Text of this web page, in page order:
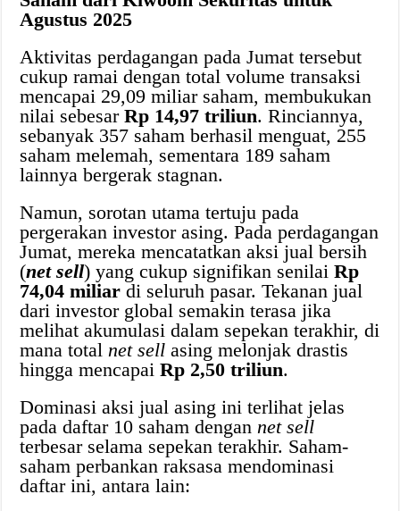
Agustus 2025
Aktivitas perdagangan pada Jumat tersebut
cukup ramai dengan total volume transaksi
mencapai 29,09 miliar saham, membukukan
nilai sebesarRp 14,97 triliun. Rinciannya,
sebanyak 357 saham berhasil menguat, 255
saham melemah, sementara 189 saham
lainnya bergerak stagnan.
Namun, sorotan utama tertuju pada
pergerakan investor asing. Pada perdagangan
Jumat, mereka mencatatkan aksi jual bersih
(net sell) yang cukup signifikan senilaiRp
74,04 miliar di seluruh pasar. Tekanan jual
dari investor global semakin terasa jika
melihat akumulasi dalam sepekan terakhir, di
mana totalnet sell asing melonjak drastis
hingga mencapaiRp 2,50 triliun.
Dominasi aksi jual asing ini terlihat jelas
pada daftar 10 saham dengannet sell
terbesar selama sepekan terakhir. Saham-
saham perbankan raksasa mendominasi
daftar ini, antara lain: